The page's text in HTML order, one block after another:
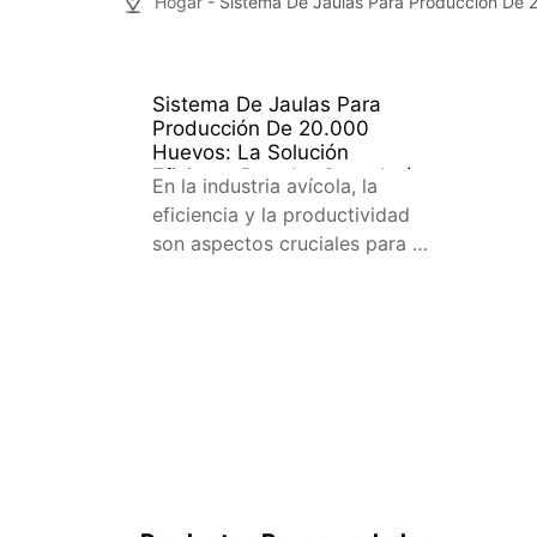
Sistema De Jaulas Para
Producción De 20.000
Huevos: La Solución
Eficiente Para La Ganadería
Avícola
En la industria avícola, la
eficiencia y la productividad
son aspectos cruciales para el
Sistema de Jaulas para